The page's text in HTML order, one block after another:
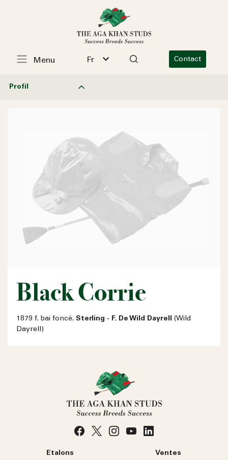
Fr Contact
Menu
Profil
Black Corrie
1879 f. bai foncé. Sterling - F. De Wild Dayrell (Wild
Dayrell)
Etalons Ventes